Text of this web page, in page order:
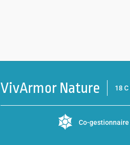
VivArmor Nature 18
Co-gestionnaire